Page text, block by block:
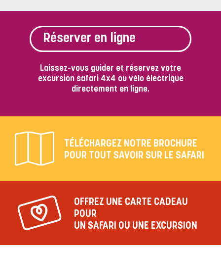
Réserver en ligne
Laissez-vous guider et réservez votre
excursion safari 4x4 ou vélo électrique
directement en ligne.
TÉLÉCHARGEZ NOTRE BROCHURE
POUR TOUT SAVOIR SUR LE SAFARI
OFFREZ UNE CARTE CADEAU
POUR
UN SAFARI OU UNE EXCURSION